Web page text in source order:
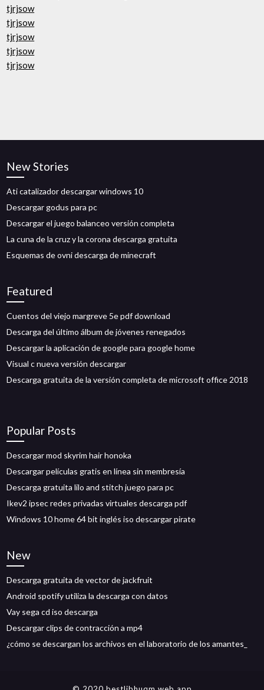
tjrjsow
tjrjsow
tjrjsow
tjrjsow
tjrjsow
New Stories
Ati catalizador descargar windows 10
Descargar godus para pc
Descargar el juego balanceo versión completa
La cuna de la cruz y la corona descarga gratuita
Esquemas de ovni descarga de minecraft
Featured
Cuentos del viejo margreve 5e pdf download
Descarga del último álbum de jóvenes renegados
Descargar la aplicación de google para google home
Visual c nueva versión descargar
Descarga gratuita de la versión completa de microsoft office 2018
Popular Posts
Descargar mod skyrim hair honoka
Descargar películas gratis en línea sin membresía
Descarga gratuita lilo and stitch juego para pc
Ikev2 ipsec redes privadas virtuales descarga pdf
Windows 10 home 64 bit inglés iso descargar pirate
New
Descarga gratuita de vector de jackfruit
Android spotify utiliza la descarga con datos
Vay sega cd iso descarga
Descargar clips de contracción a mp4
¿cómo se descargan los archivos en el laboratorio de los amantes_